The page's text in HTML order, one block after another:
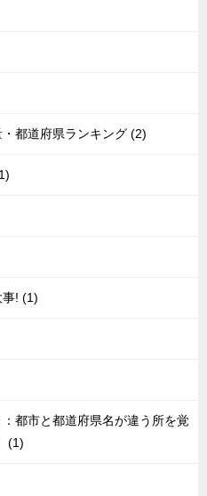
都道府県ランキング (2)
事! (1)
都市と都道府県名が違う所を覚
(1)